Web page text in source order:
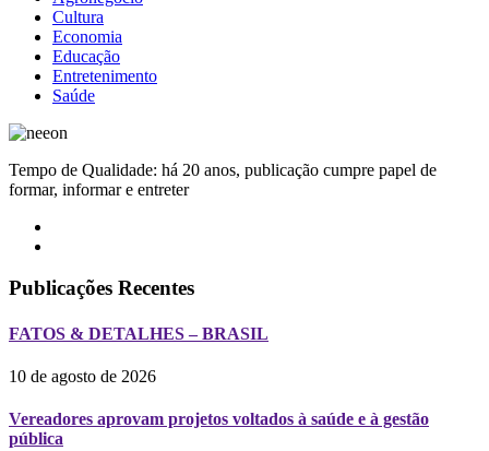
Cultura
Economia
Educação
Entretenimento
Saúde
Tempo de Qualidade: há 20 anos, publicação cumpre papel de
formar, informar e entreter
Publicações Recentes
FATOS & DETALHES – BRASIL
10 de agosto de 2026
Vereadores aprovam projetos voltados à saúde e à gestão
pública